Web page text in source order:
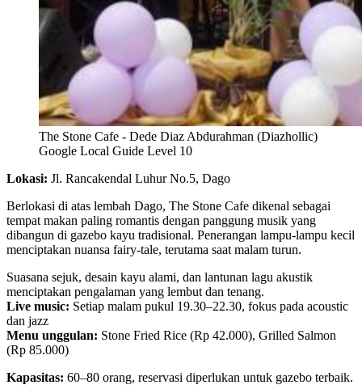
The Stone Cafe - Dede Diaz Abdurahman (Diazhollic)
Google Local Guide Level 10
Lokasi: Jl. Rancakendal Luhur No.5, Dago
Berlokasi di atas lembah Dago, The Stone Cafe dikenal sebagai
tempat makan paling romantis dengan panggung musik yang
dibangun di gazebo kayu tradisional. Penerangan lampu-lampu kecil
menciptakan nuansa fairy-tale, terutama saat malam turun.
Suasana sejuk, desain kayu alami, dan lantunan lagu akustik
menciptakan pengalaman yang lembut dan tenang.
Live music: Setiap malam pukul 19.30–22.30, fokus pada acoustic
dan jazz
Menu unggulan: Stone Fried Rice (Rp 42.000), Grilled Salmon
(Rp 85.000)
Kapasitas: 60–80 orang, reservasi diperlukan untuk gazebo terbaik.